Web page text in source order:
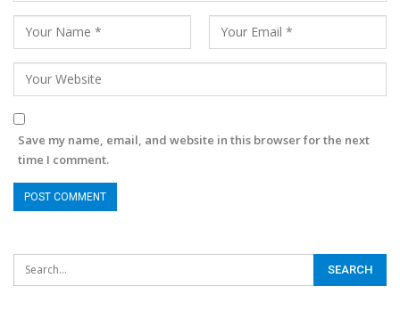
Save my name, email, and website in this browser for the next
time I comment.